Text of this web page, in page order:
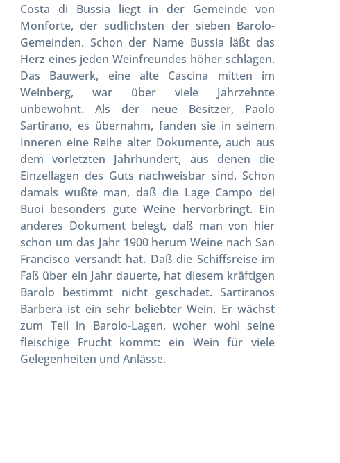
Costa di Bussia liegt in der Gemeinde von
Monforte, der südlichsten der sieben Barolo-
Gemeinden. Schon der Name Bussia läßt das
Herz eines jeden Weinfreundes höher schlagen.
Das Bauwerk, eine alte Cascina mitten im
Weinberg, war über viele Jahrzehnte
unbewohnt. Als der neue Besitzer, Paolo
Sartirano, es übernahm, fanden sie in seinem
Inneren eine Reihe alter Dokumente, auch aus
dem vorletzten Jahrhundert, aus denen die
Einzellagen des Guts nachweisbar sind. Schon
damals wußte man, daß die Lage Campo dei
Buoi besonders gute Weine hervorbringt. Ein
anderes Dokument belegt, daß man von hier
schon um das Jahr 1900 herum Weine nach San
Francisco versandt hat. Daß die Schiffsreise im
Faß über ein Jahr dauerte, hat diesem kräftigen
Barolo bestimmt nicht geschadet. Sartiranos
Barbera ist ein sehr beliebter Wein. Er wächst
zum Teil in Barolo-Lagen, woher wohl seine
fleischige Frucht kommt: ein Wein für viele
Gelegenheiten und Anlässe.